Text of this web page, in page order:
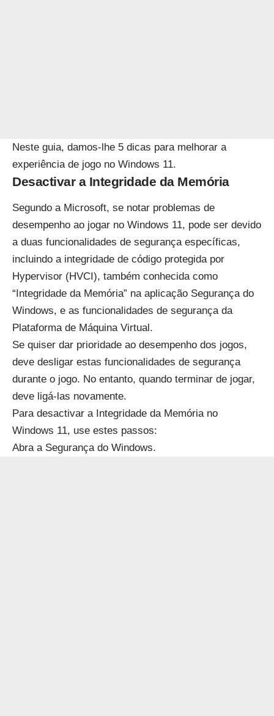
Neste guia, damos-lhe 5 dicas para melhorar a
experiência de jogo no Windows 11.
Desactivar a Integridade da Memória
Segundo a Microsoft, se notar problemas de
desempenho ao jogar no Windows 11, pode ser devido
a duas funcionalidades de segurança específicas,
incluindo a integridade de código protegida por
Hypervisor (HVCI), também conhecida como
“Integridade da Memória” na aplicação Segurança do
Windows, e as funcionalidades de segurança da
Plataforma de Máquina Virtual.
Se quiser dar prioridade ao desempenho dos jogos,
deve desligar estas funcionalidades de segurança
durante o jogo. No entanto, quando terminar de jogar,
deve ligá-las novamente.
Para desactivar a Integridade da Memória no
Windows 11, use estes passos:
Abra a Segurança do Windows.